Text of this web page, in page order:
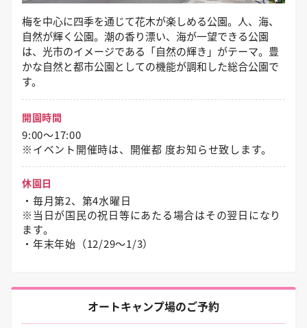
梅を中心に四季を通じて花木が楽しめる公園。人、海、
自然が輝く公園。潮の香り漂い、海が一望できる公園
は、光市のイメージである「自然の輝き」がテーマ。豊
かな自然と都市公園としての機能が調和した総合公園で
す。
開園時間
9:00～17:00
※イベント開催時は、開催都 度お知らせ致します。
休園日
・毎月第2、第4水曜日
※当日が国民の祝日等にあたる場合はその翌日になり
ます。
・年末年始（12/29〜1/3）
オートキャンプ場のご予約